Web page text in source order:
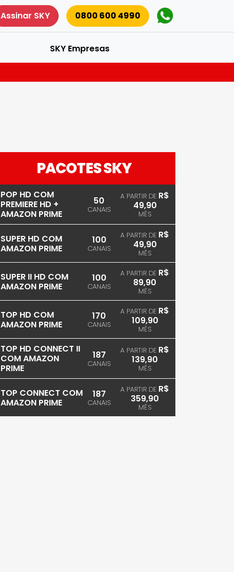
Assinar SKY 0800 600 4990
SKY Empresas
PACOTES SKY
POP HD COM
PREMIERE HD +
AMAZON PRIME
50
CANAIS
A PARTIR DE R$
49,90
MÊS
SUPER HD COM
AMAZON PRIME
100
CANAIS
A PARTIR DE R$
49,90
MÊS
SUPER II HD COM
AMAZON PRIME
100
CANAIS
A PARTIR DE R$
89,90
MÊS
TOP HD COM
AMAZON PRIME
170
CANAIS
A PARTIR DE R$
109,90
MÊS
TOP HD CONNECT II
COM AMAZON
PRIME
187
CANAIS
A PARTIR DE R$
139,90
MÊS
TOP CONNECT COM
AMAZON PRIME
187
CANAIS
A PARTIR DE R$
359,90
MÊS